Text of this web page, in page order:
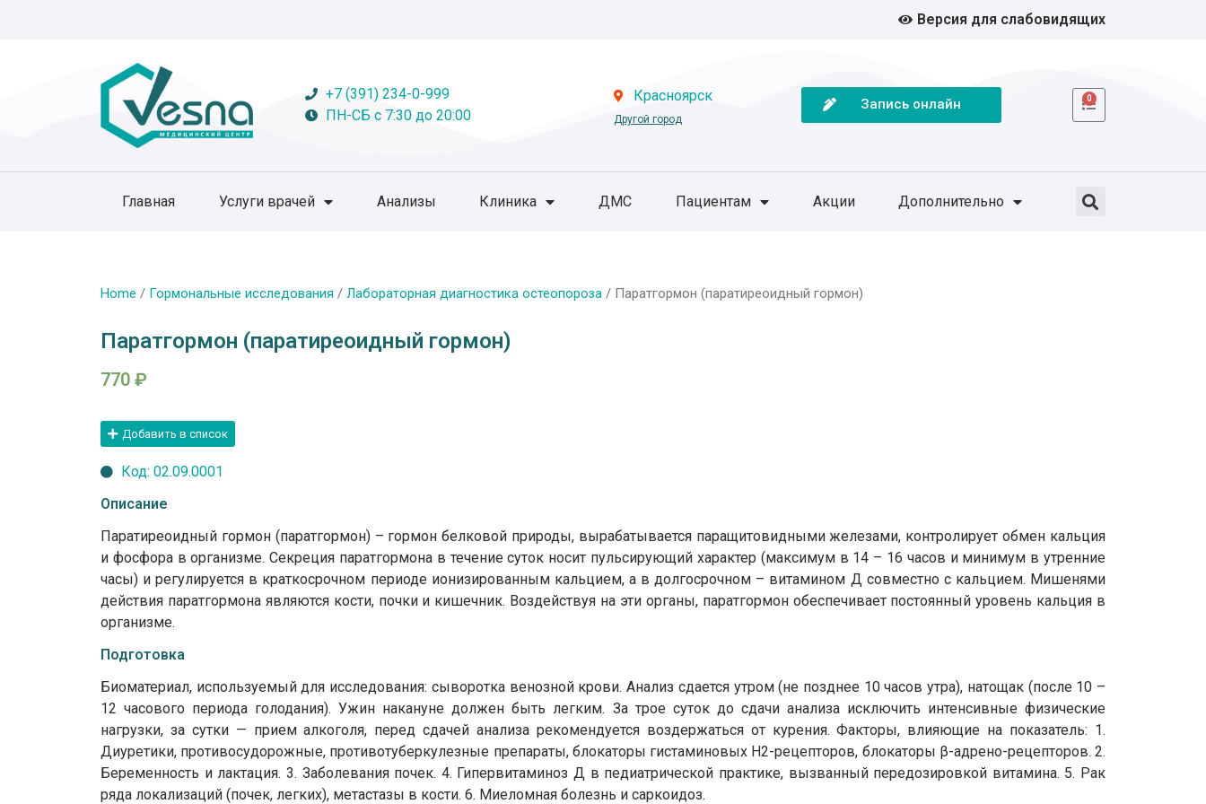
Версия для слабовидящих
+7 (391) 234-0-999
ПН-СБ с 7:30 до 20:00
Красноярск
Другой город
Запись онлайн 0
Главная Услуги врачей Анализы Клиника ДМС Пациентам Акции Дополнительно
Home / Гормональные исследования / Лабораторная диагностика остеопороза / Паратгормон (паратиреоидный гормон)
Паратгормон (паратиреоидный гормон)
770 ₽
Добавить в список
Код: 02.09.0001
Описание
Паратиреоидный гормон (паратгормон) – гормон белковой природы, вырабатывается паращитовидными железами, контролирует обмен кальция
и фосфора в организме. Секреция паратгормона в течение суток носит пульсирующий характер (максимум в 14 – 16 часов и минимум в утренние
часы) и регулируется в краткосрочном периоде ионизированным кальцием, а в долгосрочном – витамином Д совместно с кальцием. Мишенями
действия паратгормона являются кости, почки и кишечник. Воздействуя на эти органы, паратгормон обеспечивает постоянный уровень кальция в
организме.
Подготовка
Биоматериал, используемый для исследования: сыворотка венозной крови. Анализ сдается утром (не позднее 10 часов утра), натощак (после 10 –
12 часового периода голодания). Ужин накануне должен быть легким. За трое суток до сдачи анализа исключить интенсивные физические
нагрузки, за сутки — прием алкоголя, перед сдачей анализа рекомендуется воздержаться от курения. Факторы, влияющие на показатель: 1.
Диуретики, противосудорожные, противотуберкулезные препараты, блокаторы гистаминовых H2-рецепторов, блокаторы β-адрено-рецепторов. 2.
Беременность и лактация. 3. Заболевания почек. 4. Гипервитаминоз Д в педиатрической практике, вызванный передозировкой витамина. 5. Рак
ряда локализаций (почек, легких), метастазы в кости. 6. Миеломная болезнь и саркоидоз.